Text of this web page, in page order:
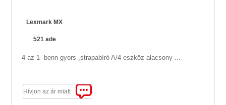
Lexmark MX
521 ade
4 az 1- benn gyors ,strapabíró A/4 eszköz alacsony ...
Hívjon az ár miatt